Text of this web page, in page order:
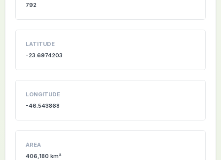
792
LATITUDE
-23.6974203
LONGITUDE
-46.543868
ÁREA
406,180 km²